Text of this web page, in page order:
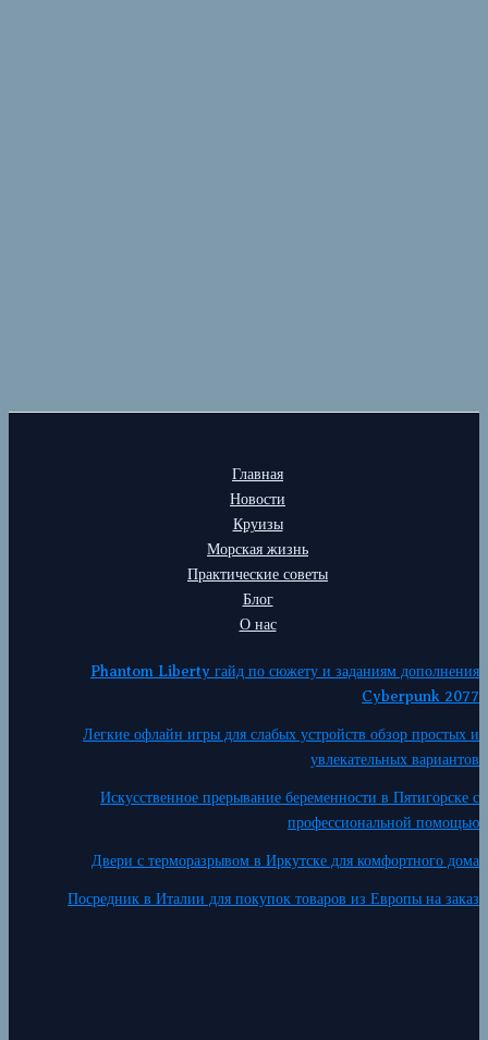
Главная
Новости
Круизы
Морская жизнь
Практические советы
Блог
О нас
Phantom Liberty гайд по сюжету и заданиям дополнения
Cyberpunk 2077
Легкие офлайн игры для слабых устройств обзор простых и
увлекательных вариантов
Искусственное прерывание беременности в Пятигорске с
профессиональной помощью
Двери с терморазрывом в Иркутске для комфортного дома
Посредник в Италии для покупок товаров из Европы на заказ